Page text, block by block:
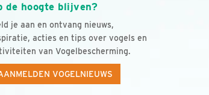
de hoogte blijven?
je aan en ontvang nieuws,
acties en tips over vogels en
van Vogelbescherming.
VOGELNIEUWS